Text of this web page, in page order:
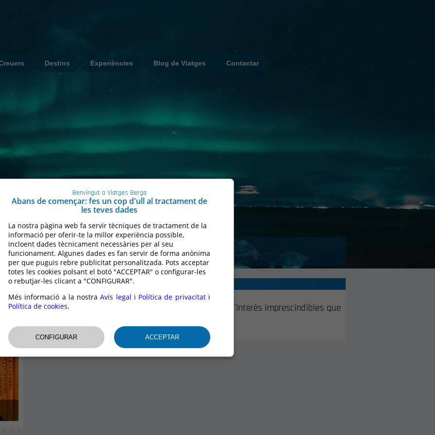
Destins Experiències Blog de Viatges Contactar
PER DESTINS
món amb les nostres recomanacions seleccionades. Llocs d’interès imprescindibles que
a poc s' estan obrint al turisme.
Benvingut a Viatges Berga
Abans de començar: fes un cop d'ull al tractament de
les teves dades
La nostra pàgina web fa servir tècniques de tractament de la
informació per oferir-te la millor experiència possible,
incloent dades tècnicament necessàries per al seu
funcionament. Algunes dades es fan servir de forma anònima
per que puguis rebre publicitat personalitzada. Pots acceptar
totes les cookies polsant el botó "ACCEPTAR" o configurar-les
o rebutjar-les clicant a "CONFIGURAR".
Més informació a la nostraAvís legal i Política de privacitati
Política de cookies.